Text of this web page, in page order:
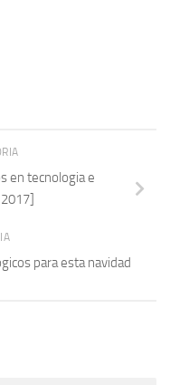
en tecnologia e
para esta navidad